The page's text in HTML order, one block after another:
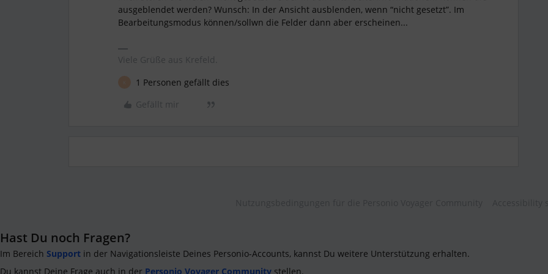
ausgeblendet werden? Wunsch: In der Ansicht ausblenden, wenn “nicht gesetzt”. Im
Bearbeitungsmodus können/sollwn die Felder dann aber erscheinen...
Viele Grüße aus Krefeld.
1 Personen gefällt dies
Gefällt mir
Hast Du noch Fragen?
Im Bereich Support in der Navigationsleiste Deines Personio-Accounts, kannst Du weitere Unterstützung erhalten.
Du kannst Deine Frage auch in der Personio Voyager Community stellen.